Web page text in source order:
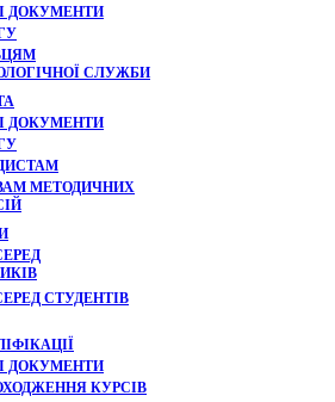
ДОКУМЕНТИ
СЛУЖБИ
ДОКУМЕНТИ
МЕТОДИЧНИХ
СТУДЕНТІВ
ДОКУМЕНТИ
КУРСІВ